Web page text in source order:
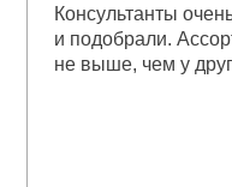
Консультанты
и подобрали.
не выше, чем у